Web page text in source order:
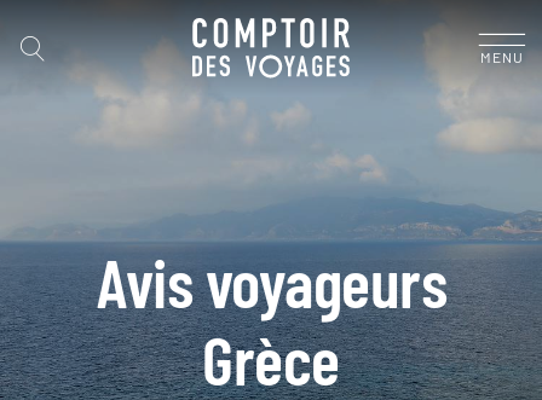
MENU
Avis voyageurs
Grèce